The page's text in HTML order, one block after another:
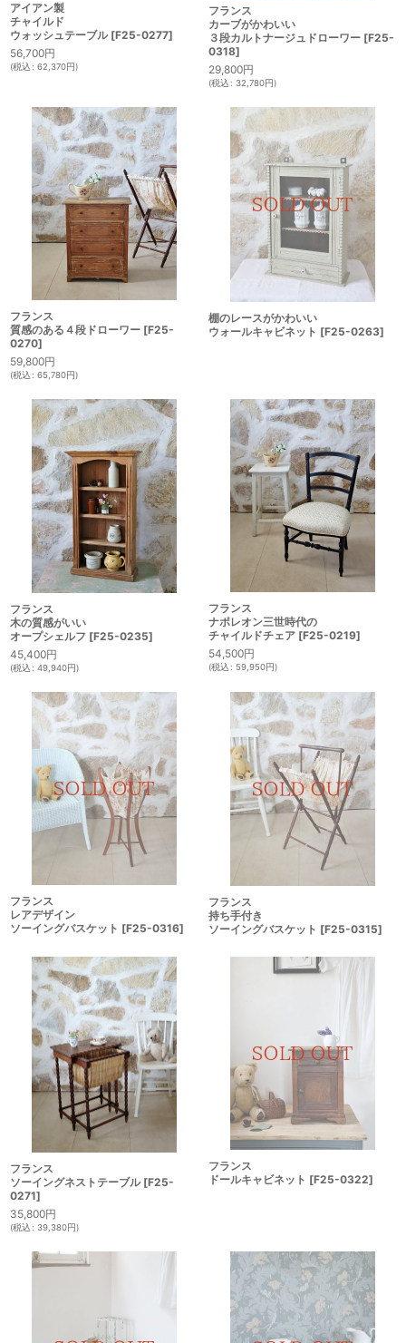
アイアン製
チャイルド
ウォッシュテーブル [F25-0277]
56,700円
(税込: 62,370円)
フランス
カーブがかわいい
３段カルトナージュドローワー [F25-
0318]
29,800円
(税込: 32,780円)
フランス
質感のある４段ドローワー [F25-
0270]
59,800円
(税込: 65,780円)
棚のレースがかわいい
ウォールキャビネット [F25-0263]
フランス
木の質感がいい
オープシェルフ [F25-0235]
45,400円
(税込: 49,940円)
フランス
ナポレオン三世時代の
チャイルドチェア [F25-0219]
54,500円
(税込: 59,950円)
フランス
レアデザイン
ソーイングバスケット [F25-0316]
フランス
持ち手付き
ソーイングバスケット [F25-0315]
フランス
ソーイングネストテーブル [F25-
0271]
35,800円
(税込: 39,380円)
フランス
ドールキャビネット [F25-0322]